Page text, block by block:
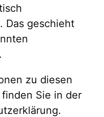
Das geschieht
zu diesen
Sie in der